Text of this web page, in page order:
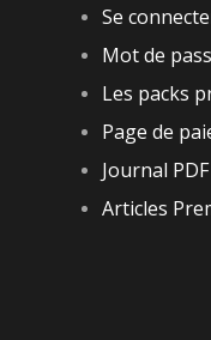
Se
Mot de
Les packs
Page de
Journal PDF
Articles